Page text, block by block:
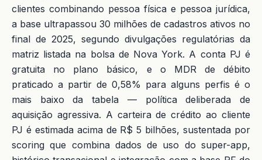
clientes combinando pessoa física e pessoa jurídica,
a base ultrapassou 30 milhões de cadastros ativos no
final de 2025, segundo divulgações regulatórias da
matriz listada na bolsa de Nova York. A conta PJ é
gratuita no plano básico, e o MDR de débito
praticado a partir de 0,58% para alguns perfis é o
mais baixo da tabela — política deliberada de
aquisição agressiva. A carteira de crédito ao cliente
PJ é estimada acima de R$ 5 bilhões, sustentada por
scoring que combina dados de uso do super-app,